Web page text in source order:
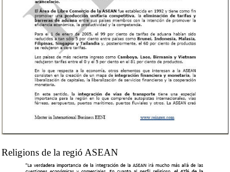
Religions de la regió ASEAN